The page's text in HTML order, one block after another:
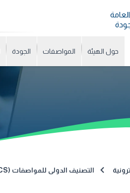
حول الهيئة المواصفات الجودة
التصنيف الدولى للمواصفات (ICS)